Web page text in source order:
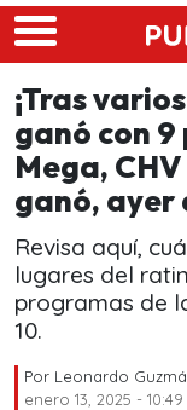
Skip to main content
¡Tras
ganó con 9
Mega,
ganó, ayer
Revisa aquí,
lugares del
programas de
10.
Por Leonardo
enero 13, 2025 -